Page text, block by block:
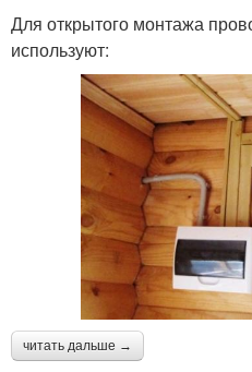
Для открытого монтажа
используют:
читать дальше →